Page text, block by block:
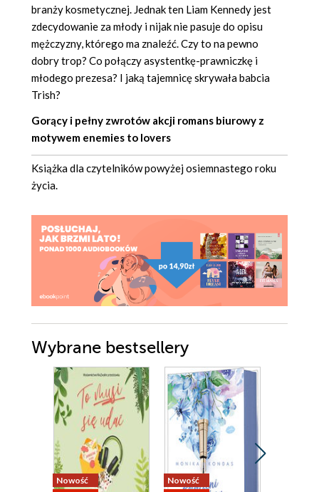
branży kosmetycznej. Jednak ten Liam Kennedy jest
zdecydowanie za młody i nijak nie pasuje do opisu
mężczyzny, którego ma znaleźć. Czy to na pewno
dobry trop? Co połączy asystentkę-prawniczkę i
młodego prezesa? I jaką tajemnicę skrywała babcia
Trish?
Gorący i pełny zwrotów akcji romans biurowy z
motywem enemies to lovers
Książka dla czytelników powyżej osiemnastego roku
życia.
Wybrane bestsellery
Nowość
Nowość